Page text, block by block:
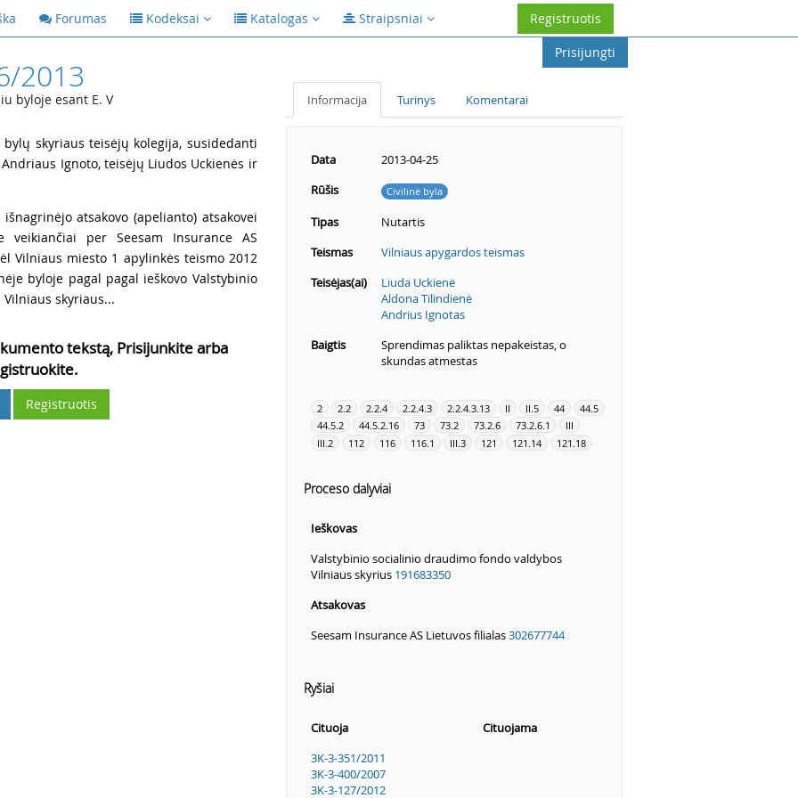
Forumas Kodeksai Katalogas Straipsniai
Registruotis
Prisijungti
2013
byloje esant E. V
skyriaus teisėjų kolegija, susidedanti
Ignoto, teisėjų Liudos Uckienės ir
atsakovo (apelianto) atsakovei
veikiančiai per Seesam Insurance AS
Vilniaus miesto 1 apylinkės teismo 2012
byloje pagal pagal ieškovo Valstybinio
skyriaus...
tekstą, Prisijunkite arba
Registruotis
Informacija Turinys Komentarai
Data
2013-04-25
Rūšis
Civilinė byla
Tipas
Nutartis
Teismas
Vilniaus apygardos teismas
Teisėjas(ai)
Liuda Uckienė
Aldona Tilindienė
Andrius Ignotas
Baigtis
Sprendimas paliktas nepakeistas, o
skundas atmestas
2 2.2 2.2.4 2.2.4.3 2.2.4.3.13 II II.5 44
44.5
44.5.2
44.5.2.16 73 73.2 73.2.6 73.2.6.1
III
III.2
112 116 116.1 III.3 121 121.14 121.18
Proceso dalyviai
Ieškovas
Valstybinio socialinio draudimo fondo valdybos
Vilniaus skyrius 191683350
Atsakovas
Seesam Insurance AS Lietuvos filialas302677744
Ryšiai
Cituoja
Cituojama
3K-3-351/2011
3K-3-400/2007
3K-3-127/2012